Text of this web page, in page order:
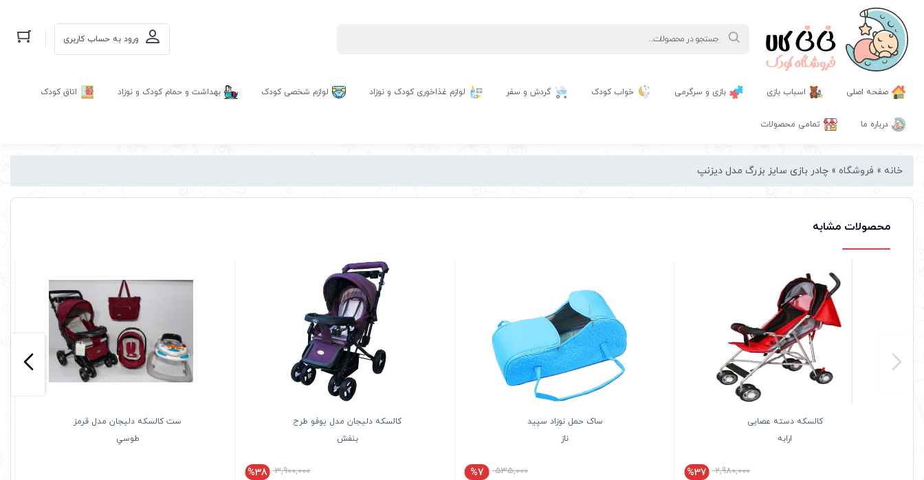
search ورود به حساب کاربری
صفحه اصلی اسباب بازی بازی و سرگرمی خواب کودک گردش و سفر لوازم غذاخوری کودک و نوزاد لوازم شخصی کودک بهداشت و حمام کودک و نوزاد اتاق کودک
درباره ما تمامی محصولات
خانه » فروشگاه » چادر بازی سایز بزرگ مدل دیزنپ
محصولات مشابه
کالسکه دسته عصایی
ارابه
%37 2,980,000
ساک حمل نوزاد سپید
ناز
%7 535,000
کالسکه دلیجان مدل یوفو طرح
بنفش
%38 3,900,000
ست کالسکه دليجان مدل قرمز
طوسي